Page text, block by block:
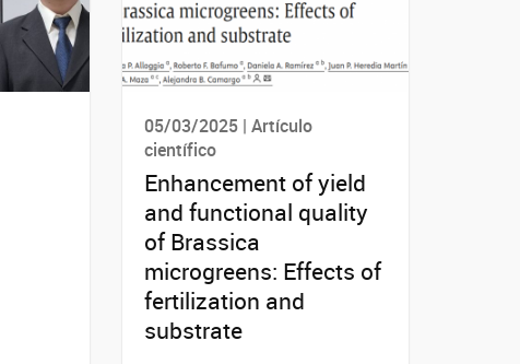
05/03/2025 | Artículo
científico
Enhancement of yield
and functional quality
of Brassica
microgreens: Effects of
fertilization and
substrate